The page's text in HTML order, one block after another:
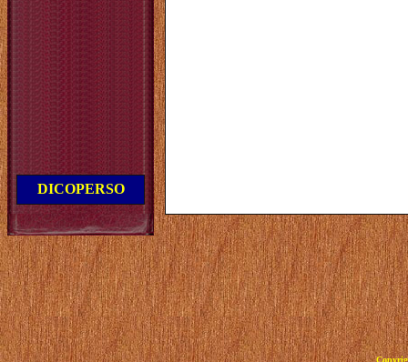
DICOPERSO